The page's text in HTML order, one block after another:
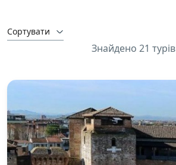
Сортувати
Знайдено 21 турів